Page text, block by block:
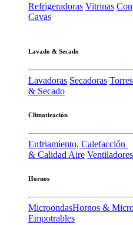
Refrigeradoras Vitrinas
Cavas
Lavado & Secado
Lavadoras Secadoras
& Secado
Climatización
Enfriamiento, Calefacción
& Calidad Aire Ventiladores
Hornos
MicroondasHornos &
Empotrables